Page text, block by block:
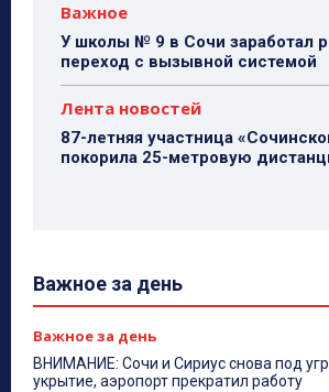
Важное
У школы № 9 в Сочи заработал
переход с вызывной системой
Лента новостей
87-летняя участница
покорила 25-метровую
Важное за день
Важное за день
ВНИМАНИЕ: Сочи и Сириус снова под
укрытие, аэропорт прекратил работу